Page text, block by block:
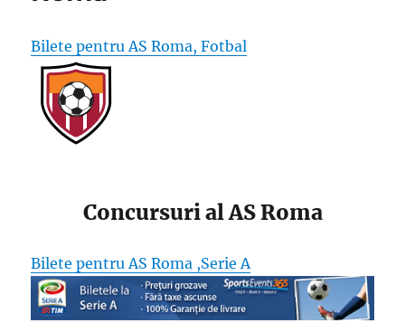
Bilete pentru AS Roma, Fotbal
Concursuri al AS Roma
Bilete pentru AS Roma ,Serie A